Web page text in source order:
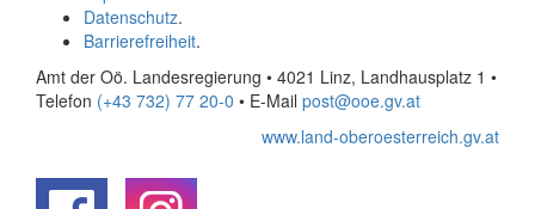
Datenschutz.
Barrierefreiheit.
Amt der Oö. Landesregierung • 4021 Linz, Landhausplatz 1 •
Telefon (+43 732) 77 20-0 • E-Mail post@ooe.gv.at
www.land-oberoesterreich.gv.at